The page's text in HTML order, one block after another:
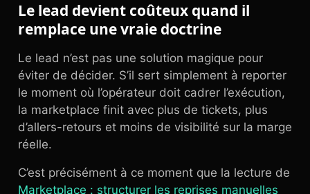
Le lead devient coûteux quand il
remplace une vraie doctrine
Le lead n’est pas une solution magique pour
éviter de décider. S’il sert simplement à reporter
le moment où l’opérateur doit cadrer l’exécution,
la marketplace finit avec plus de tickets, plus
d’allers-retours et moins de visibilité sur la marge
réelle.
C’est précisément à ce moment que la lecture de
Marketplace : structurer les reprises manuelles